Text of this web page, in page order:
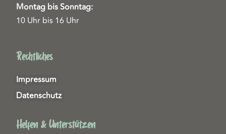
Montag bis Sonntag:
10 Uhr bis 16 Uhr
Rechtliches
Impressum
Datenschutz
Helfen & Unterstützen